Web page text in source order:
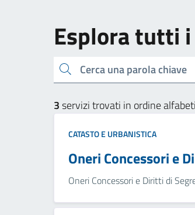
Esplora tutti
Cerca una parola chiave
3servizi trovati in ordine
CATASTO E URBANISTICA
Oneri Concessori e
Oneri Concessori e Diritti di